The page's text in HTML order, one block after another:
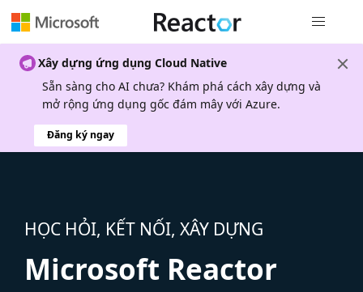
Xây dựng ứng dụng Cloud Native
Sẵn sàng cho AI chưa? Khám phá cách xây dựng và
mở rộng ứng dụng gốc đám mây với Azure.
Đăng ký ngay
HỌC HỎI, KẾT NỐI, XÂY DỰNG
Microsoft Reactor